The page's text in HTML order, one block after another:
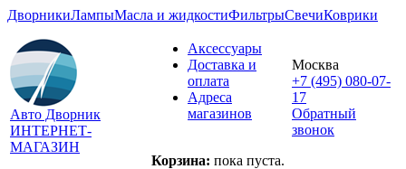
ДворникиЛампыМасла и жидкостиФильтрыСвечиКоврики
Авто Дворник
ИНТЕРНЕТ-
МАГАЗИН
Аксессуары
Доставка и
оплата
Адреса
магазинов
Корзина: пока пуста.
Москва
+7 (495) 080-07-
17
Обратный
звонок